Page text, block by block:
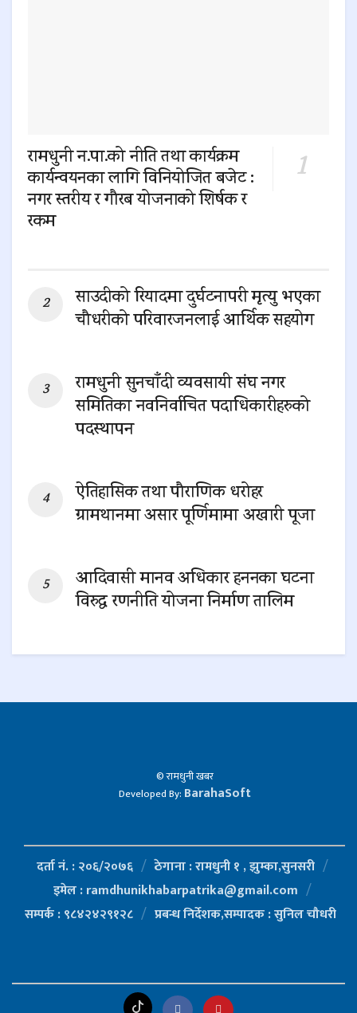
रामधुनी न.पा.को नीति तथा कार्यक्रम
कार्यन्वयनका लागि विनियोजित बजेट :
नगर स्तरीय र गौरब योजनाको शिर्षक र
रकम
साउदीको रियादमा दुर्घटनापरी मृत्यु भएका
चौधरीको परिवारजनलाई आर्थिक सहयोग
रामधुनी सुनचाँदी व्यवसायी संघ नगर
समितिका नवनिर्वाचित पदाधिकारीहरुको
पदस्थापन
ऐतिहासिक तथा पौराणिक धरोहर
ग्रामथानमा असार पूर्णिमामा अखारी पूजा
आदिवासी मानव अधिकार हननका घटना
विरुद्ध रणनीति योजना निर्माण तालिम
© रामधुनी खबर
Developed By: BarahaSoft
दर्ता नं. : २०६/२०७६
ठेगाना : रामधुनी १ , झुम्का,सुनसरी
इमेल : ramdhunikhabarpatrika@gmail.com
सम्पर्क : ९८४२४२९१२८
प्रबन्ध निर्देशक,सम्पादक : सुनिल चौधरी